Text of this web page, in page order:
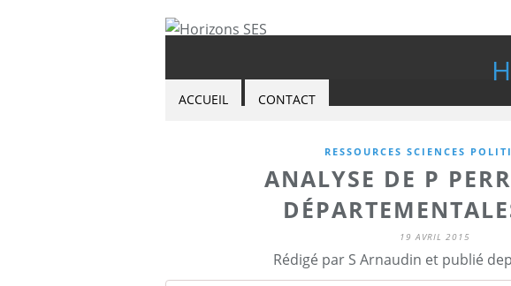
ACCUEIL CONTACT
RESSOURCES SCIENCES
ANALYSE DE P
19 AVRIL 2015
Rédigé par S Arnaudin et publié